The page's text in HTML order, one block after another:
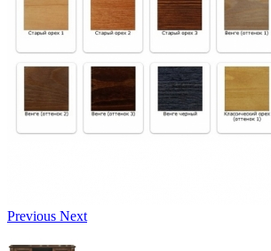
Previous Next